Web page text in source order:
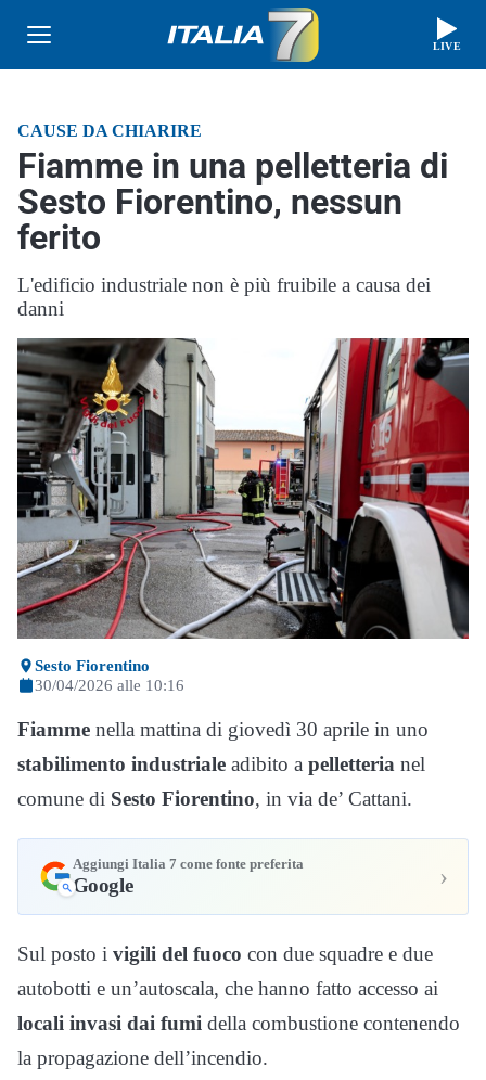
LIVE
CAUSE DA CHIARIRE
Fiamme in una pelletteria di
Sesto Fiorentino, nessun
ferito
L'edificio industriale non è più fruibile a causa dei
danni
Sesto Fiorentino
30/04/2026 alle 10:16
Fiamme nella mattina di giovedì 30 aprile in uno
stabilimento industriale adibito a pelletteria nel
comune di Sesto Fiorentino, in via de’ Cattani.
Aggiungi Italia 7 come fonte preferita
Google ›
Sul posto i vigili del fuoco con due squadre e due
autobotti e un’autoscala, che hanno fatto accesso ai
locali invasi dai fumi della combustione contenendo
la propagazione dell’incendio.